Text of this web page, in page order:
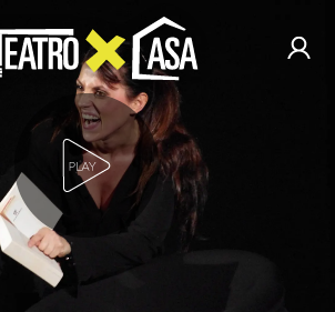
Play Video